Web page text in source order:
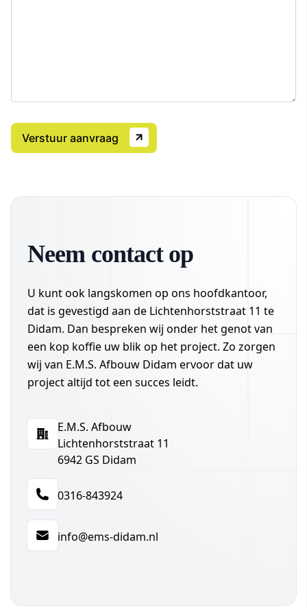
Neem contact op
U kunt ook langskomen op ons hoofdkantoor,
dat is gevestigd aan de Lichtenhorststraat 11 te
Didam. Dan bespreken wij onder het genot van
een kop koffie uw blik op het project. Zo zorgen
wij van E.M.S. Afbouw Didam ervoor dat uw
project altijd tot een succes leidt.
Adres
E.M.S. Afbouw
Lichtenhorststraat 11
6942 GS Didam
Telefoon
0316-843924
E-mailinfo@ems-didam.nl
CAPTCHA